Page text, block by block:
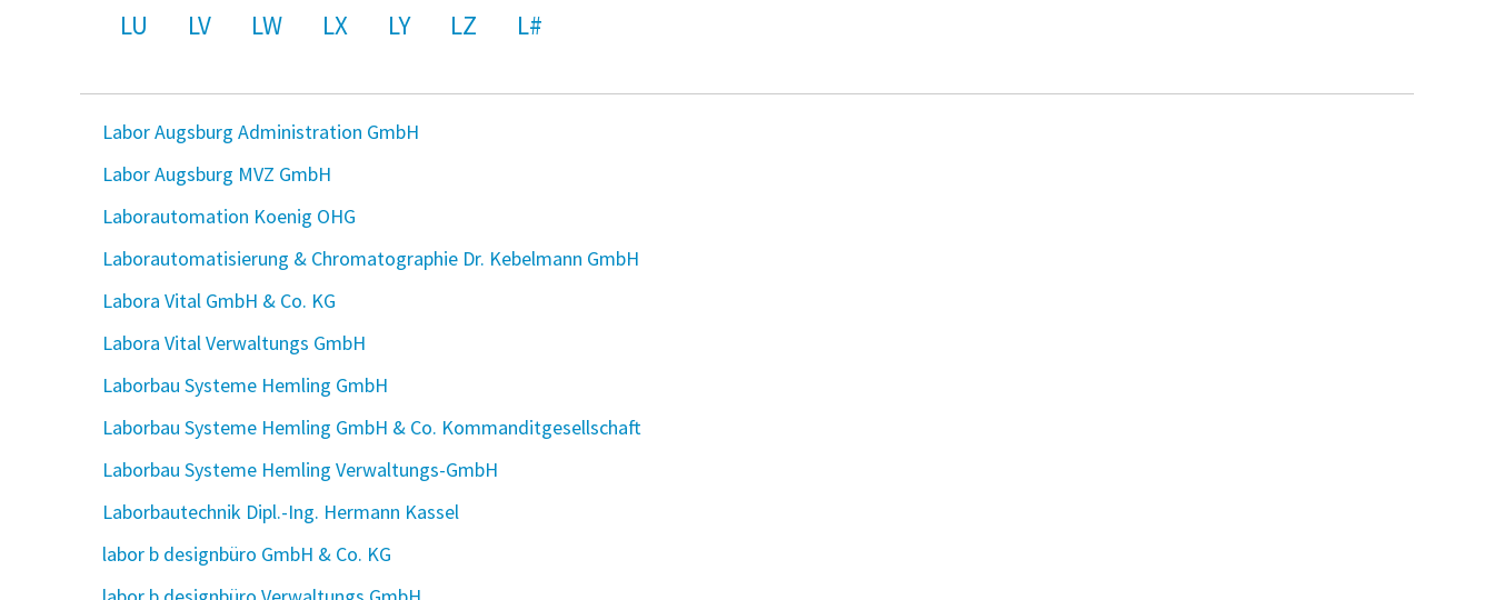
LU
LV LW LX LY LZ L#
Labor Augsburg Administration GmbH
Labor Augsburg MVZ GmbH
Laborautomation Koenig OHG
Laborautomatisierung & Chromatographie Dr. Kebelmann GmbH
Labora Vital GmbH & Co. KG
Labora Vital Verwaltungs GmbH
Laborbau Systeme Hemling GmbH
Laborbau Systeme Hemling GmbH & Co. Kommanditgesellschaft
Laborbau Systeme Hemling Verwaltungs-GmbH
Laborbautechnik Dipl.-Ing. Hermann Kassel
labor b designbüro GmbH & Co. KG